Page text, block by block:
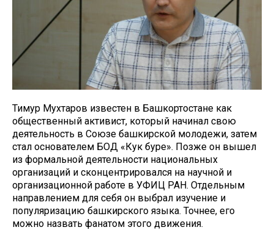
Тимур Мухтаров известен в Башкортостане как
общественный активист, который начинал свою
деятельность в Союзе башкирской молодежи, затем
стал основателем БОД «Кук буре». Позже он вышел
из формальной деятельности национальных
организаций и сконцентрировался на научной и
организационной работе в УФИЦ РАН. Отдельным
направлением для себя он выбрал изучение и
популяризацию башкирского языка. Точнее, его
можно назвать фанатом этого движения.